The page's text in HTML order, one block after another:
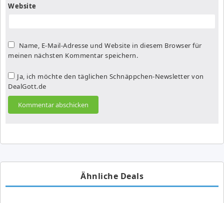
Website
Name, E-Mail-Adresse und Website in diesem Browser für
meinen nächsten Kommentar speichern.
Ja, ich möchte den täglichen Schnäppchen-Newsletter von
DealGott.de
Ähnliche Deals